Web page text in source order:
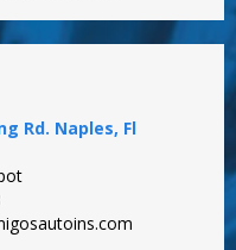
Rd. Naples, Fl